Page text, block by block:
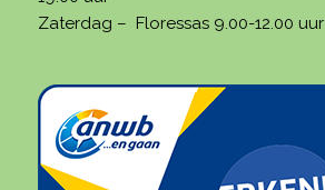
Zaterdag – Floressas 9.00-12.00 uur